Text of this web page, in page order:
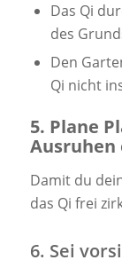
Das Qi
des
Den
Qi nicht
5. Plane
Ausruhen
Damit du
das Qi frei
6. Sei